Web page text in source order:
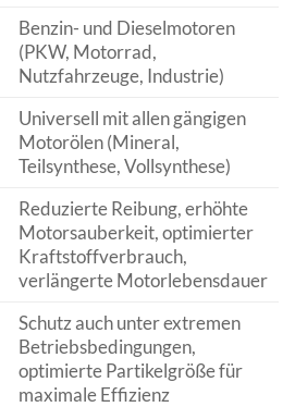
Benzin- und Dieselmotoren
(PKW, Motorrad,
Nutzfahrzeuge, Industrie)
Universell mit allen gängigen
Motorölen (Mineral,
Teilsynthese, Vollsynthese)
Reduzierte Reibung, erhöhte
Motorsauberkeit, optimierter
Kraftstoffverbrauch,
verlängerte Motorlebensdauer
Schutz auch unter extremen
Betriebsbedingungen,
optimierte Partikelgröße für
maximale Effizienz